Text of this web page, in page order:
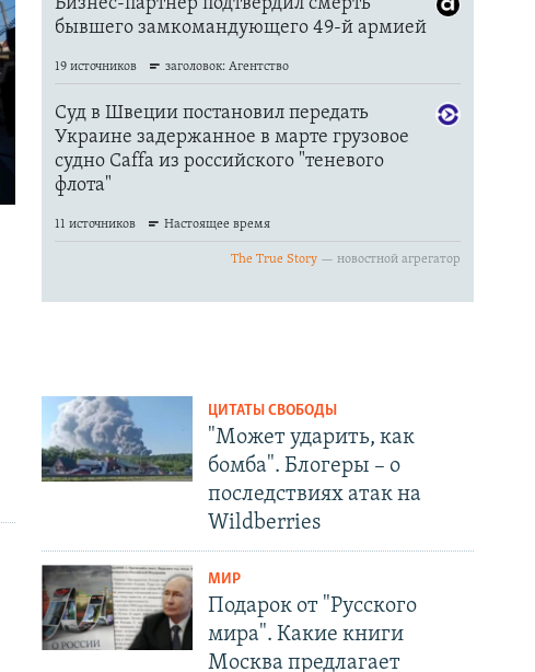
ЦИТАТЫ СВОБОДЫ
"Может ударить, как
бомба". Блогеры – о
последствиях атак на
Wildberries
МИР
Подарок от "Русского
мира". Какие книги
Москва предлагает